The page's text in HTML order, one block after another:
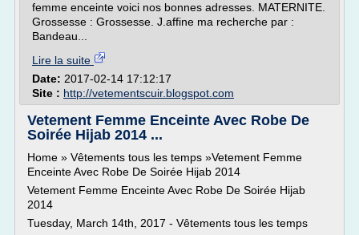
femme enceinte voici nos bonnes adresses. MATERNITE.
Grossesse : Grossesse. J.affine ma recherche par :
Bandeau...
Lire la suite
Date: 2017-02-14 17:12:17
Site : http://vetementscuir.blogspot.com
Vetement Femme Enceinte Avec Robe De
Soirée Hijab 2014 ...
Home » Vêtements tous les temps »Vetement Femme
Enceinte Avec Robe De Soirée Hijab 2014
Vetement Femme Enceinte Avec Robe De Soirée Hijab
2014
Tuesday, March 14th, 2017 - Vêtements tous les temps